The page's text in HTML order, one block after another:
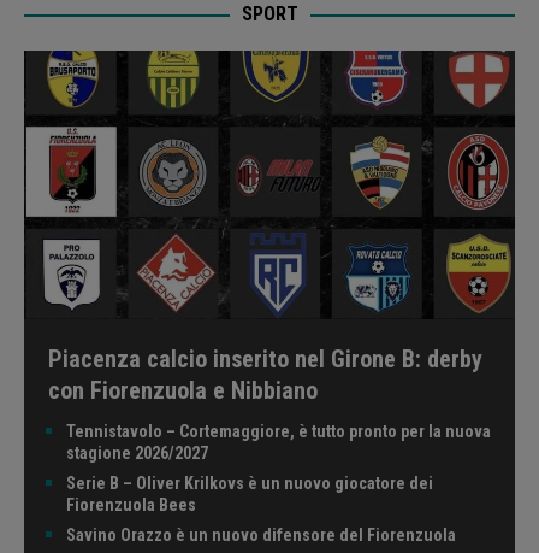
SPORT
Piacenza calcio inserito nel Girone B: derby
con Fiorenzuola e Nibbiano
Tennistavolo – Cortemaggiore, è tutto pronto per la nuova
stagione 2026/2027
Serie B – Oliver Krilkovs è un nuovo giocatore dei
Fiorenzuola Bees
Savino Orazzo è un nuovo difensore del Fiorenzuola